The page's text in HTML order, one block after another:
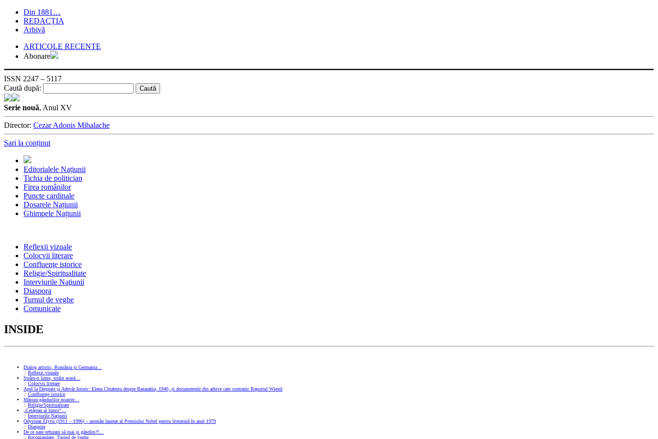
Din 1881…
REDACȚIA
Arhivă
ARTICOLE RECENTE
Abonare
ISSN 2247 – 5117
Caută după:
Serie nouă, Anul XV
Director: Cezar Adonis Mihalache
Sari la conținut
Editorialele Națiunii
Tichia de politician
Firea românilor
Puncte cardinale
Dosarele Națiunii
Ghimpele Națiunii
Reflexii vizuale
Colocvii literare
Confluenţe istorice
Religie/Spiritualitate
Interviurile Naţiunii
Diaspora
Turnul de veghe
Comunicate
INSIDE
Dialog artistic, România și Germania…
:: Reflexii vizuale
Străin-n lume, străin acasă…
:: Colocvii literare
Apel la Dreptate și Adevăr Istoric: Elena Chiaburu despre Basarabia, 1940, și documentele din arhive care contrazic Raportul Wiesel
:: Confluenţe istorice
Măsura gândurilor noastre…
:: Religie/Spiritualitate
„Cetățean al lumii”…
:: Interviurile Naţiunii
Odysseas Elytis (1911 – 1996) – aromân laureat al Premiului Nobel pentru literatură în anul 1979
:: Diaspora
De ce oare refuzam să mai și gândim?!…
:: Recomandate Turnul de veghe